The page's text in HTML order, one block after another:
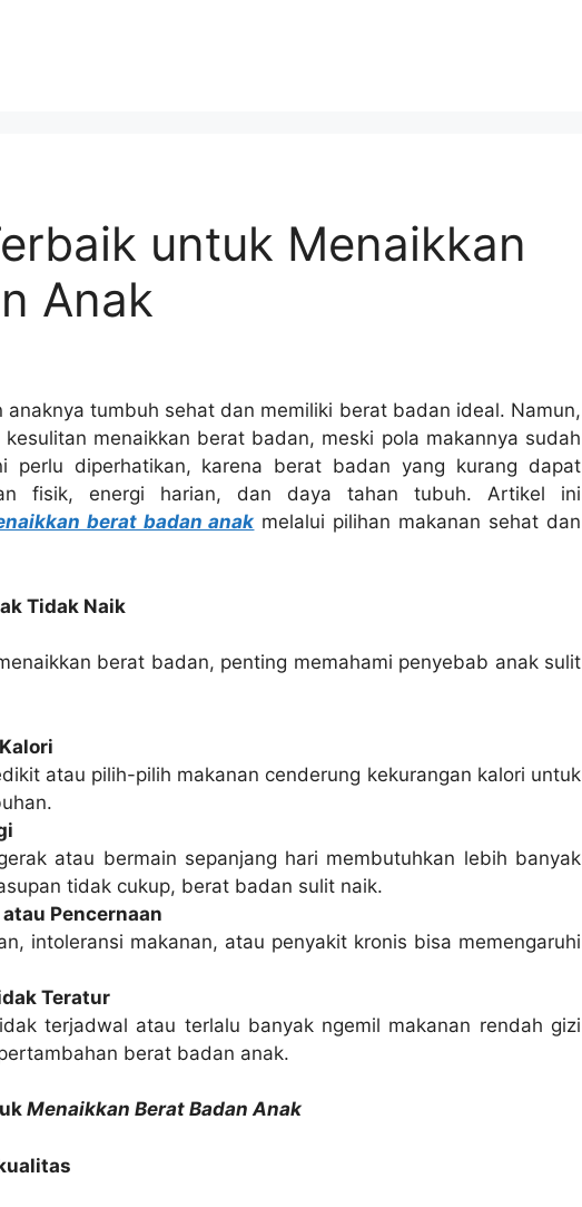
untuk Menaikkan
Anak
anaknya tumbuh sehat dan memiliki berat badan ideal. Namun,
menaikkan berat badan, meski pola makannya sudah
perlu diperhatikan, karena berat badan yang kurang dapat
fisik, energi harian, dan daya tahan tubuh. Artikel ini
berat badan anak melalui pilihan makanan sehat dan
Tidak Naik
berat badan, penting memahami penyebab anak sulit
atau pilih-pilih makanan cenderung kekurangan kalori untuk
atau bermain sepanjang hari membutuhkan lebih banyak
tidak cukup, berat badan sulit naik.
Pencernaan
intoleransi makanan, atau penyakit kronis bisa memengaruhi
Teratur
terjadwal atau terlalu banyak ngemil makanan rendah gizi
berat badan anak.
Menaikkan Berat Badan Anak